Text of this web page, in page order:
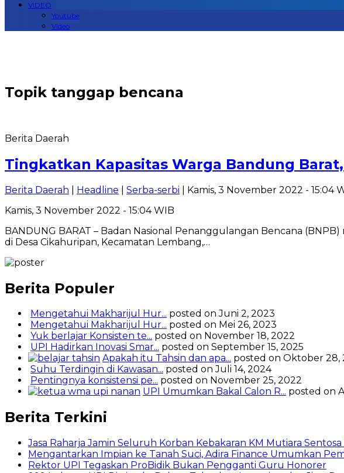
VIDEO
Youtube
Video
Topik tanggap bencana
Berita Daerah
Tingkatkan Kapasitas Warga Bandung
Berita Daerah Headline Serba-serbi | Kamis, 3 November 2022 - 15:04
Kamis, 3 November 2022 - 15:04 WIB
BANDUNG BARAT – Badan Nasional Penanggulangan Bencana
di Desa Cikahuripan, Kecamatan Lembang,…
Berita Populer
Mengetahui Makharijul Hur... posted on Juni 2, 2023
Mengetahui Makharijul Hur... posted on Mei 26, 2023
Yuk berlajar Konsisten te... posted on November 18, 2022
UPI Hadirkan Inovasi Smar... posted on September 15, 2025
Apakah itu Tahsin dan apa... posted on Oktober 28,
Suhu Terdingin di Kawasan... posted on Juli 14, 2024
Pentingnya konsistensi pe... posted on November 25, 2022
UPI Umumkan Bakal Calon R... posted on
Berita Terkini
Jasa Raharja Jamin Seluruh Korban Kebakaran KM Mutiara
Mengantarkan Impian ke Tanah Suci, Adira Finance Umumkan
Rektor UPI Tegaskan ProBidik Bukan Pengganti Guru Honorer